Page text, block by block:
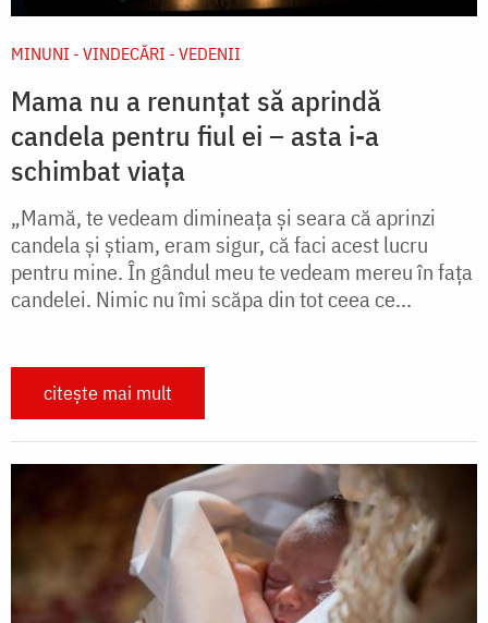
MINUNI - VINDECĂRI - VEDENII
Mama nu a renunțat să aprindă
candela pentru fiul ei – asta i-a
schimbat viața
„Mamă, te vedeam dimineața și seara că aprinzi
candela și știam, eram sigur, că faci acest lucru
pentru mine. În gândul meu te vedeam mereu în fața
candelei. Nimic nu îmi scăpa din tot ceea ce...
citește mai mult